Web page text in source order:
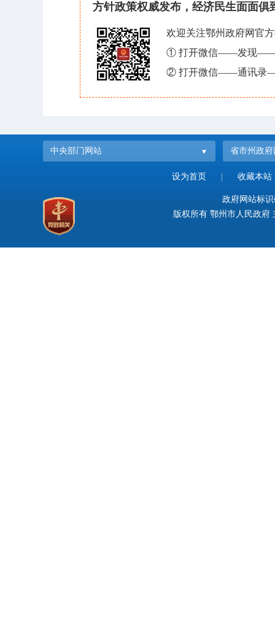
方针政策权威发布，经济民生面面俱
欢迎关注鄂州政府网官
① 打开微信——发现——
② 打开微信——通讯录
中央部门网站 省市州政府
设为首页 收藏本站
政府网站标
版权所有 鄂州市人民政府